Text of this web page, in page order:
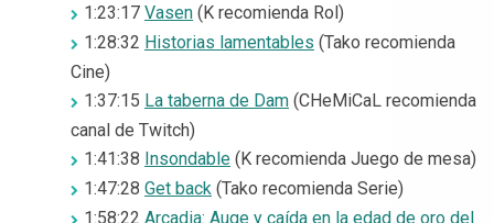
1:23:17 Vasen (K recomienda Rol)
1:28:32 Historias lamentables (Tako recomienda
Cine)
1:37:15 La taberna de Dam (CHeMiCaL recomienda
canal de Twitch)
1:41:38 Insondable (K recomienda Juego de mesa)
1:47:28 Get back (Tako recomienda Serie)
1:58:22 Arcadia: Auge y caída en la edad de oro del